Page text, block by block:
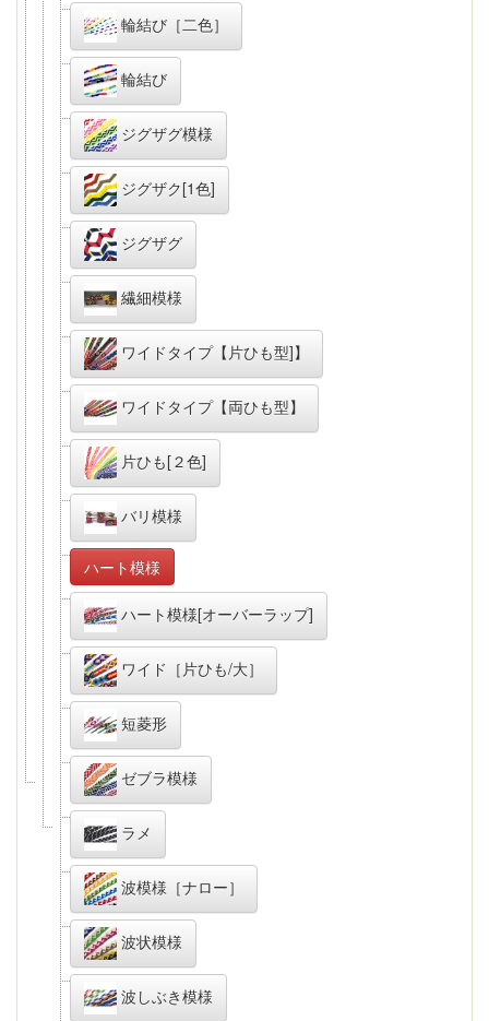
輪結び［二色］
輪結び
ジグザグ模様
ジグザク[1色]
ジグザグ
繊細模様
ワイドタイプ【片ひも型]】
ワイドタイプ【両ひも型】
片ひも[２色]
バリ模様
ハート模様
ハート模様[オーバーラップ]
ワイド［片ひも/大］
短菱形
ゼブラ模様
ラメ
波模様［ナロー］
波状模様
波しぶき模様